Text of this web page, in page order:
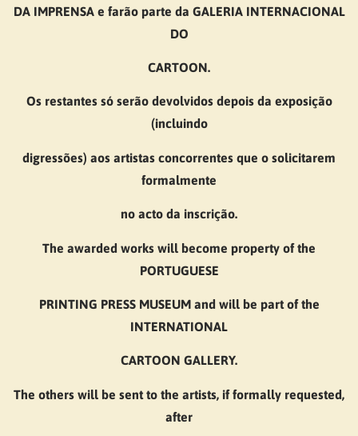
DA IMPRENSA e farão parte da GALERIA INTERNACIONAL
DO
CARTOON.
Os restantes só serão devolvidos depois da exposição
(incluindo
digressões) aos artistas concorrentes que o solicitarem
formalmente
no acto da inscrição.
The awarded works will become property of the
PORTUGUESE
PRINTING PRESS MUSEUM and will be part of the
INTERNATIONAL
CARTOON GALLERY.
The others will be sent to the artists, if formally requested,
after